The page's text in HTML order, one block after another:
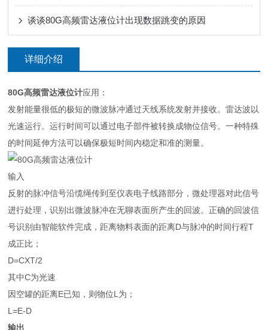
谈谈80G高频雷达液位计出现数据跳变的原因
详细介绍
80G高频雷达液位计应用：
发射能量很低的极短的微波脉冲通过天线系统发射并接收。雷达波以
光速运行。运行时间可以通过电子部件被转换成物位信号。一种特殊
的时间延伸方法可以确保极短时间内稳定和准的测量。
输入
反射的脉冲信号沿缆绳传到至仪表电子线路部分，微处理器对此信号
进行处理，识别出微波脉冲在无聊表面所产生的回波。正确的回波信
号识别由智能软件完成，距离物料表面的距离D与脉冲的时间行程T
成正比；
D=CXT/2
其中C为光速
因空罐的距离E已知，则物位L为；
L=E-D
输出